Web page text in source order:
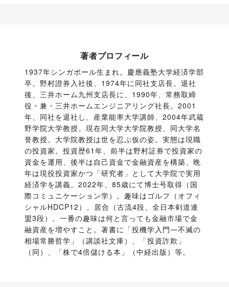
著者プロフィール
1937年シンガポール生まれ。慶應義塾大学経済学部
卒。野村證券入社後、1974年に同社支店長。退社
後、三井ホーム九州支店長に、1990年、常務取締
役・兼・三井ホームエンジニアリング社長。2001
年、同社を退社し、産業能率大学講師、2004年武蔵
野学院大学教授。現在同大学大学院教授、同大学名
誉教授。大学院教授は世を忍ぶ仮の姿。実態は現職
の投資家。投資歴61年、前半は野村証券で投資家の
資金を運用、後半は自己資金で金融資産を構築、晩
年は現役投資家かつ「研究者」として大学院で実用
経済学を講義。2022年、85歳にて博士号取得（国
際コミュニケーション学）。趣味はゴルフ（オフィ
シャルHDCP12）、居合（古流4段、全日本剣道連
盟3段）。一番の趣味は何と言っても金融市場で金
融資産を増やすこと。著書に「投機学入門―不滅の
相場常勝哲学」（講談社文庫）、「投資詐欺」
（同）、「株で4倍儲ける本」（中経出版）等。